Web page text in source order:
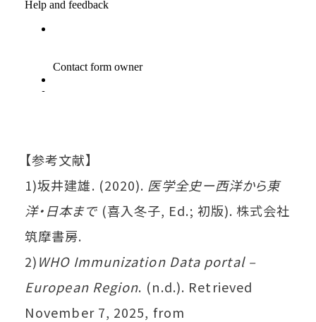
【参考文献】
1)坂井建雄. (2020). 医学全史ー西洋から東
洋・日本まで (喜入冬子, Ed.; 初版). 株式会社
筑摩書房.
2)WHO Immunization Data portal –
European Region. (n.d.). Retrieved
November 7, 2025, from